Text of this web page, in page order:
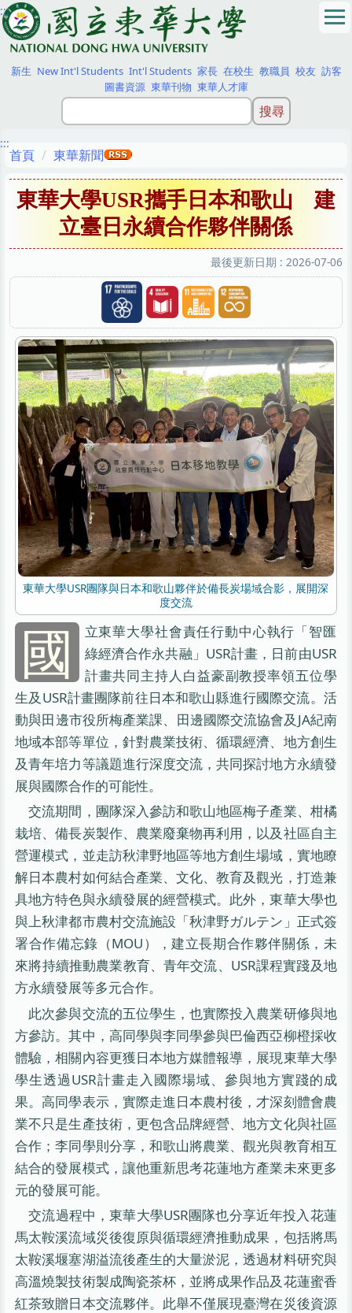
跳
到
主
要
內
:::
新生 New Int'l Students Int'l Students 家長 在校生 教職員 校友 訪客
圖書資源 東華刊物 東華人才庫
:::
首頁 東華新聞
東華大學USR攜手日本和歌山 建
立臺日永續合作夥伴關係
最後更新日期 : 2026-07-06
東華大學USR團隊與日本和歌山夥伴於備長炭場域合影，展開深
度交流
國
立東華大學社會責任行動中心執行「智匯
綠經濟合作永共融」USR計畫，日前由USR
計畫共同主持人白益豪副教授率領五位學
生及USR計畫團隊前往日本和歌山縣進行國際交流。活
動與田邊市役所梅產業課、田邊國際交流協會及JA紀南
地域本部等單位，針對農業技術、循環經濟、地方創生
及青年培力等議題進行深度交流，共同探討地方永續發
展與國際合作的可能性。
交流期間，團隊深入參訪和歌山地區梅子產業、柑橘
栽培、備長炭製作、農業廢棄物再利用，以及社區自主
營運模式，並走訪秋津野地區等地方創生場域，實地瞭
解日本農村如何結合產業、文化、教育及觀光，打造兼
具地方特色與永續發展的經營模式。此外，東華大學也
與上秋津都市農村交流施設「秋津野ガルテン」正式簽
署合作備忘錄（MOU），建立長期合作夥伴關係，未
來將持續推動農業教育、青年交流、USR課程實踐及地
方永續發展等多元合作。
此次參與交流的五位學生，也實際投入農業研修與地
方參訪。其中，高同學與李同學參與巴倫西亞柳橙採收
體驗，相關內容更獲日本地方媒體報導，展現東華大學
學生透過USR計畫走入國際場域、參與地方實踐的成
果。高同學表示，實際走進日本農村後，才深刻體會農
業不只是生產技術，更包含品牌經營、地方文化與社區
合作；李同學則分享，和歌山將農業、觀光與教育相互
結合的發展模式，讓他重新思考花蓮地方產業未來更多
元的發展可能。
交流過程中，東華大學USR團隊也分享近年投入花蓮
馬太鞍溪流域災後復原與循環經濟推動成果，包括將馬
太鞍溪堰塞湖溢流後產生的大量淤泥，透過材料研究與
高溫燒製技術製成陶瓷茶杯，並將成果作品及花蓮蜜香
紅茶致贈日本交流夥伴。此舉不僅展現臺灣在災後資源